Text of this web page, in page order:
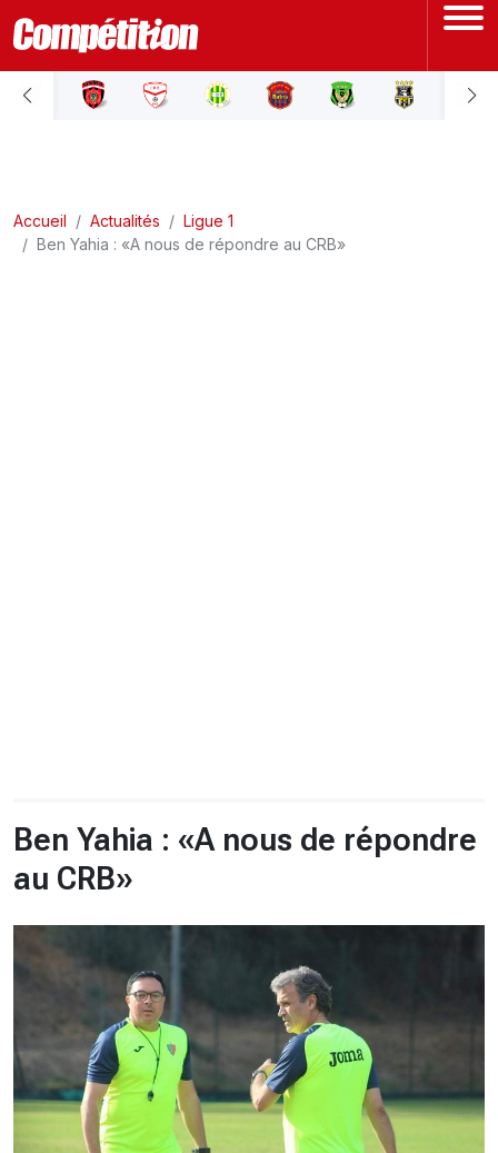
ACCUEIL
LIGUE 2
Accueil Actualités
Ligue 1
Ben Yahia : «A nous de répondre au CRB»
Ben Yahia : «A nous de répondre
au CRB»